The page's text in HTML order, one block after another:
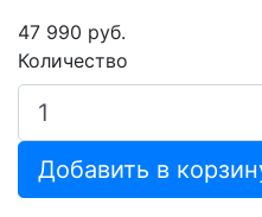
47 990 руб.
Количество
Добавить в